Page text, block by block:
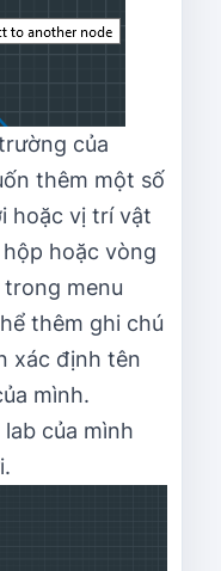
của
thêm một số
hoặc vị trí vật
hoặc vòng
menu
thêm ghi chú
xác định tên
mình.
của mình